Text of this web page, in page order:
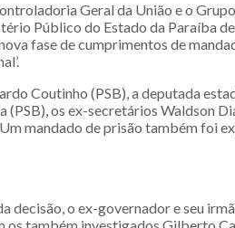
Geral da União e o
Público do Estado da Paraíba
fase de cumprimentos de
Coutinho (PSB), a deputada
(PSB), os ex-secretários Waldson
mandado de prisão também foi
decisão, o ex-governador e seu